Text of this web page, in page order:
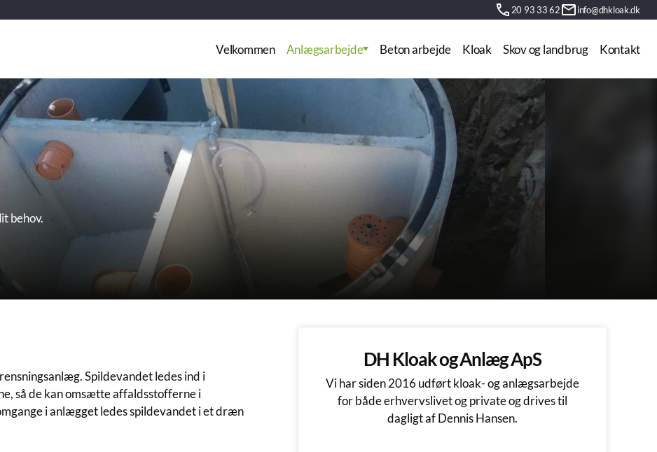
20 93 33 62 info@dhkloak.dk
Velkommen Anlægsarbejde Beton arbejde Kloak Skov og landbrug Kontakt
behov.
Spildevandet ledes ind i
så de kan omsætte affaldsstofferne i
i anlægget ledes spildevandet i et dræn
DH Kloak og Anlæg ApS
Vi har siden 2016 udført kloak- og anlægsarbejde
for både erhvervslivet og private og drives til
dagligt af Dennis Hansen.